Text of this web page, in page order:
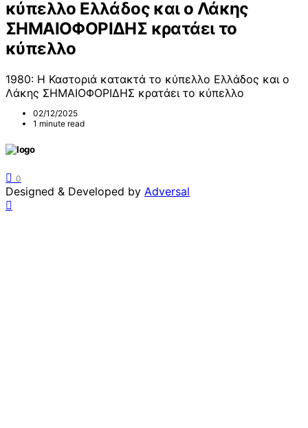
κύπελλο Ελλάδος και ο Λάκης
ΣΗΜΑΙΟΦΟΡΙΔΗΣ κρατάει το
κύπελλο
1980: Η Καστοριά κατακτά το κύπελλο Ελλάδος και ο
Λάκης ΣΗΜΑΙΟΦΟΡΙΔΗΣ κρατάει το κύπελλο
02/12/2025
1 minute read
0
Designed & Developed by Adversal